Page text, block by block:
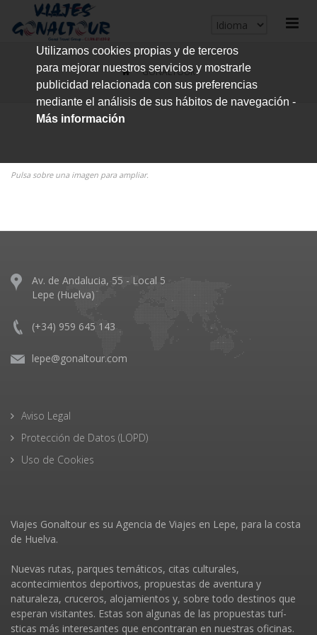
cerrar
Utilizamos cookies propias y de terceros
para mejorar nuestros servicios y mostrarle
publicidad relacionada con sus preferencias
mediante el análisis de sus hábitos de navegación -
Más información
GONALTOUR
Pulsa sobre una imagen para ampliar.
Av. de Andalucia, 55 - Local 5
Lepe (Huelva)
(+34) 959 645 143
lepe@gonaltour.com
Aviso Legal
Protección de Datos (LOPD)
Uso de Cookies
Viajes Gonaltour es su Agencia de Viajes en Lepe, para la costa
de Huelva.
Nuevas rutas, parques temáticos, citas culturales,
acontecimientos deportivos, propuestas de aventura y
naturaleza, cruceros, alojamientos y, sobre todo destinos que
esperan visitantes. Estas son algunas de las propuestas turí­
sticas más interesantes que encontraran en nuestras oficinas.